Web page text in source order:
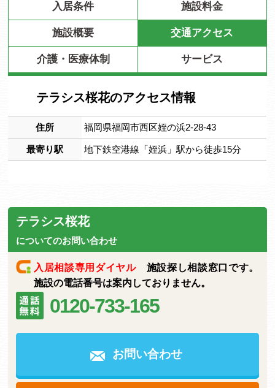
入居条件 施設料金
施設概要 交通アクセス
介護・医療体制 サービス
テラシス桜花のアクセス情報
住所 福岡県福岡市西区姪の浜2-28-43
最寄り駅 地下鉄空港線「姪浜」駅から徒歩15分
テラシス桜花
についてのお問い合わせ
入居相談専用ダイヤル施設探し相談窓口です。
施設の電話番号は案内しておりません。
0120-733-165
お問い合わせ